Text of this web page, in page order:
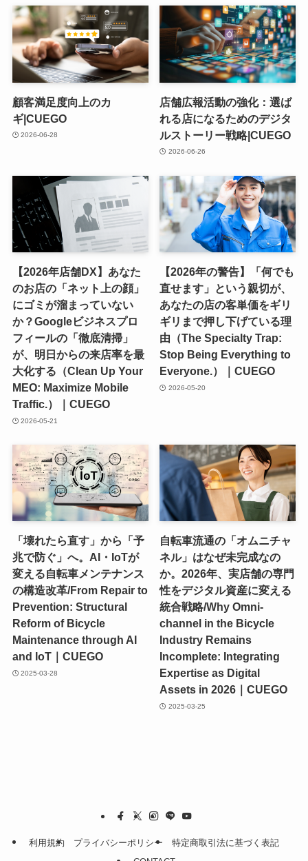
顧客満足度向上のカ
ギ|CUEGO
2026-06-28
店舗広報活動の強化：選ば
れる店になるためのデジタ
ルストーリー戦略|CUEGO
2026-06-26
【2026年店舗DX】あなた
のお店の「ネット上の顔」
にゴミが溜まっていない
か？Googleビジネスプロ
フィールの「徹底清掃」
が、明日からの来店率を最
大化する（Clean Up Your
MEO: Maximize Mobile
Traffic.）｜CUEGO
2026-05-21
【2026年の警告】「何でも
直せます」という親切が、
あなたの店の客単価をギリ
ギリまで押し下げている理
由（The Specialty Trap:
Stop Being Everything to
Everyone.）｜CUEGO
2026-05-20
「壊れたら直す」から「予
兆で防ぐ」へ。AI・IoTが
変える自転車メンテナンス
の構造改革/From Repair to
Prevention: Structural
Reform of Bicycle
Maintenance through AI
and IoT｜CUEGO
2025-03-28
自転車流通の「オムニチャ
ネル」はなぜ未完成なの
か。2026年、実店舗の専門
性をデジタル資産に変える
統合戦略/Why Omni-
channel in the Bicycle
Industry Remains
Incomplete: Integrating
Expertise as Digital
Assets in 2026｜CUEGO
2025-03-25
利用規約 プライバシーポリシー
特定商取引法に基づく表記